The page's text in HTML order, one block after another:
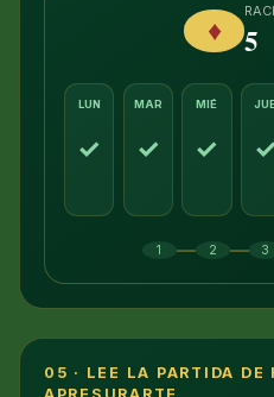
♦ 5
LUN
✓
MAR
✓
MIÉ
✓
1 — 2 — 3
05 · LEE LA PARTIDA DE